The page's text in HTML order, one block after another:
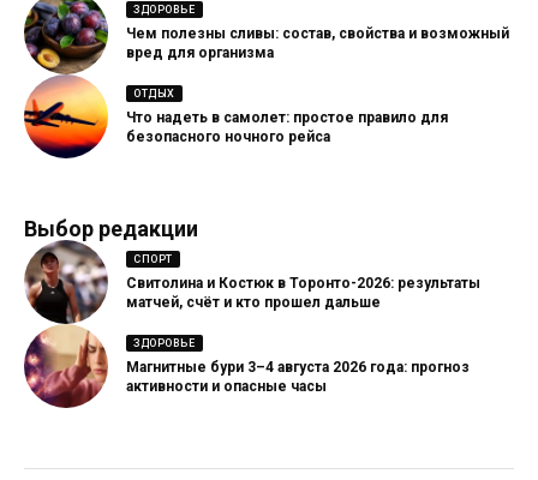
ЗДОРОВЬЕ
Чем полезны сливы: состав, свойства и возможный
вред для организма
ОТДЫХ
Что надеть в самолет: простое правило для
безопасного ночного рейса
Выбор редакции
СПОРТ
Свитолина и Костюк в Торонто-2026: результаты
матчей, счёт и кто прошел дальше
ЗДОРОВЬЕ
Магнитные бури 3–4 августа 2026 года: прогноз
активности и опасные часы